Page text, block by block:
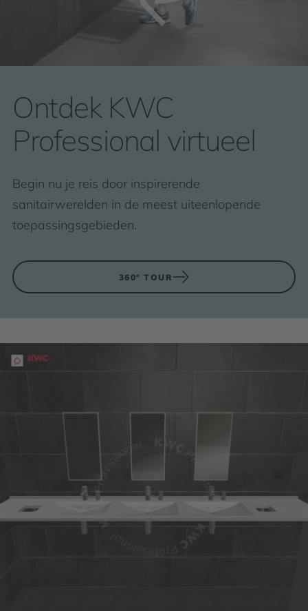
Ontdek KWC
Professional virtueel
Begin nu je reis door inspirerende
sanitairwerelden in de meest uiteenlopende
toepassingsgebieden.
360° TOUR